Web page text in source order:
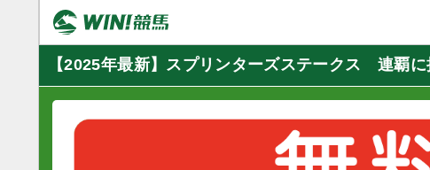
【2025年最新】スプリンターズステークス 連覇